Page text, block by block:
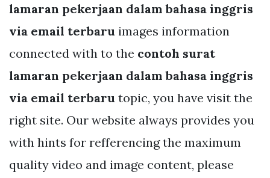
lamaran pekerjaan dalam bahasa inggris
via email terbaru images information
connected with to the contoh surat
lamaran pekerjaan dalam bahasa inggris
via email terbaru topic, you have visit the
right site. Our website always provides you
with hints for refferencing the maximum
quality video and image content, please